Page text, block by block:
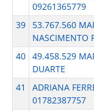
09261365779
39
53.767.560
NASCIMENTO
40 49.458.529
DUARTE
41
ADRIANA
01782387757